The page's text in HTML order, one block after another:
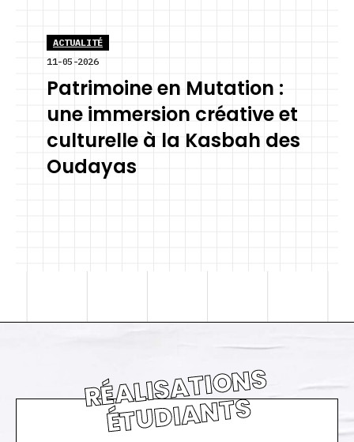
ACTUALITÉ
11-05-2026
Patrimoine en Mutation :
une immersion créative et
culturelle à la Kasbah des
Oudayas
RÉ
ALI
S
A
TI
O
N
S
É
T
U
DI
A
N
T
S